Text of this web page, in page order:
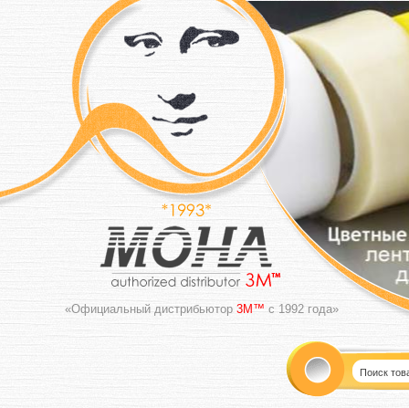
«Официальный дистрибьютор 3M™ с 1992 года»